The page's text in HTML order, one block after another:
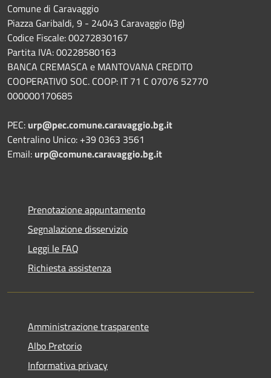
Comune di Caravaggio
Piazza Garibaldi, 9 - 24043 Caravaggio (Bg)
Codice Fiscale: 00272830167
Partita IVA: 00228580163
BANCA CREMASCA e MANTOVANA CREDITO
COOPERATIVO SOC. COOP: IT 71 C 07076 52770
000000170685
PEC: urp@pec.comune.caravaggio.bg.it
Centralino Unico: +39 0363 3561
Email: urp@comune.caravaggio.bg.it
Prenotazione appuntamento
Segnalazione disservizio
Leggi le FAQ
Richiesta assistenza
Amministrazione trasparente
Albo Pretorio
Informativa privacy